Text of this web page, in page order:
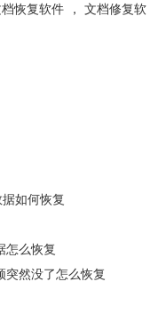
，单击“扫描”按钮，就可以
等待扫描结束即可。
恢复软件 ，
文档修复软
如何恢复
怎么恢复
突然没了怎么恢复